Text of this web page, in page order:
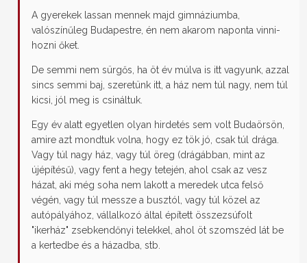
A gyerekek lassan mennek majd gimnáziumba,
valószínűleg Budapestre, én nem akarom naponta vinni-
hozni őket.
De semmi nem sürgős, ha öt év múlva is itt vagyunk, azzal
sincs semmi baj, szeretünk itt, a ház nem túl nagy, nem túl
kicsi, jól meg is csináltuk.
Egy év alatt egyetlen olyan hirdetés sem volt Budaörsön,
amire azt mondtuk volna, hogy ez tök jó, csak túl drága.
Vagy túl nagy ház, vagy túl öreg (drágábban, mint az
újépítésű), vagy fent a hegy tetején, ahol csak az vesz
házat, aki még soha nem lakott a meredek utca felső
végén, vagy túl messze a busztól, vagy túl közel az
autópályához, vállalkozó által épített összezsúfolt
"ikerház" zsebkendőnyi telekkel, ahol öt szomszéd lát be
a kertedbe és a házadba, stb.